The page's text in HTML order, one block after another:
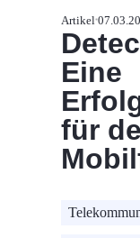
Artikel
Eine
für